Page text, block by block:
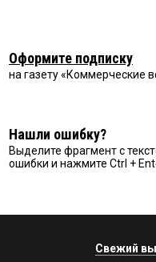
Оформите подписку
на газету «Коммерческие
Нашли ошибку?
Выделите фрагмент с
ошибки и нажмите Ctrl +
Свежий